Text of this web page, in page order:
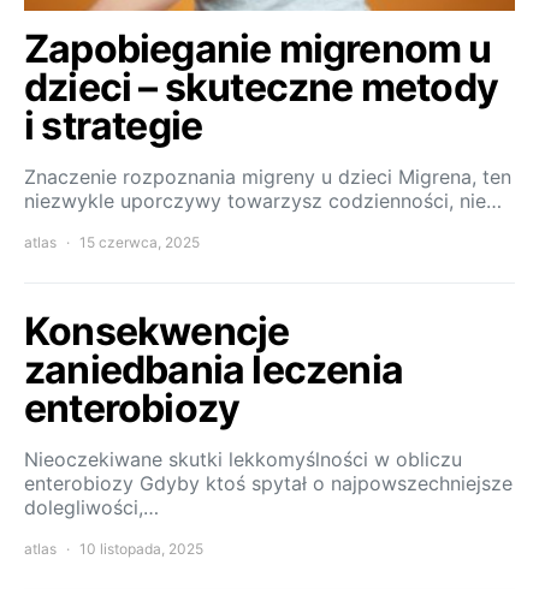
Zapobieganie migrenom u
dzieci – skuteczne metody
i strategie
Znaczenie rozpoznania migreny u dzieci Migrena, ten
niezwykle uporczywy towarzysz codzienności, nie…
atlas 15 czerwca, 2025
Konsekwencje
zaniedbania leczenia
enterobiozy
Nieoczekiwane skutki lekkomyślności w obliczu
enterobiozy Gdyby ktoś spytał o najpowszechniejsze
dolegliwości,…
atlas 10 listopada, 2025